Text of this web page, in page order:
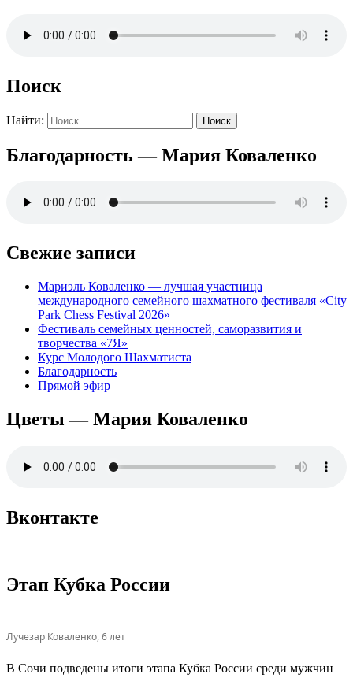
Поиск
Найти:
Благодарность — Мария Коваленко
Свежие записи
Мариэль Коваленко — лучшая участница
международного семейного шахматного фестиваля «City
Park Chess Festival 2026»
Фестиваль семейных ценностей, саморазвития и
творчества «7Я»
Курс Молодого Шахматиста
Благодарность
Прямой эфир
Цветы — Мария Коваленко
Вконтакте
Этап Кубка России
Лучезар Коваленко, 6 лет
В Сочи подведены итоги этапа Кубка России среди мужчин